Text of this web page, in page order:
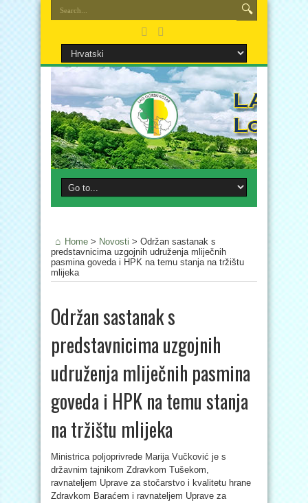
Home > Novosti > Održan sastanak s
predstavnicima uzgojnih udruženja mliječnih
pasmina goveda i HPK na temu stanja na tržištu
mlijeka
Održan sastanak s
predstavnicima uzgojnih
udruženja mliječnih pasmina
goveda i HPK na temu stanja
na tržištu mlijeka
Ministrica poljoprivrede Marija Vučković je s
državnim tajnikom Zdravkom Tušekom,
ravnateljem Uprave za stočarstvo i kvalitetu hrane
Zdravkom Baraćem i ravnateljem Uprave za